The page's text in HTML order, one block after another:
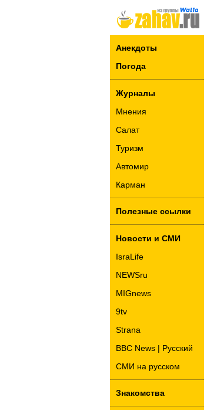
Анекдоты
Погода
Журналы
Мнения
Салат
Туризм
Автомир
Карман
Полезные ссылки
Новости и СМИ
IsraLife
NEWSru
MIGnews
9tv
Strana
BBC News | Русский
СМИ на русском
Знакомства